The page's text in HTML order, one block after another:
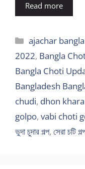
Read more
Categories
ajachar
2022, Bangla
Bangla Choti
Bangladesh
chudi, dhon
golpo, vabi choti
ভুদা চুদার গল্প, সেরা চটি